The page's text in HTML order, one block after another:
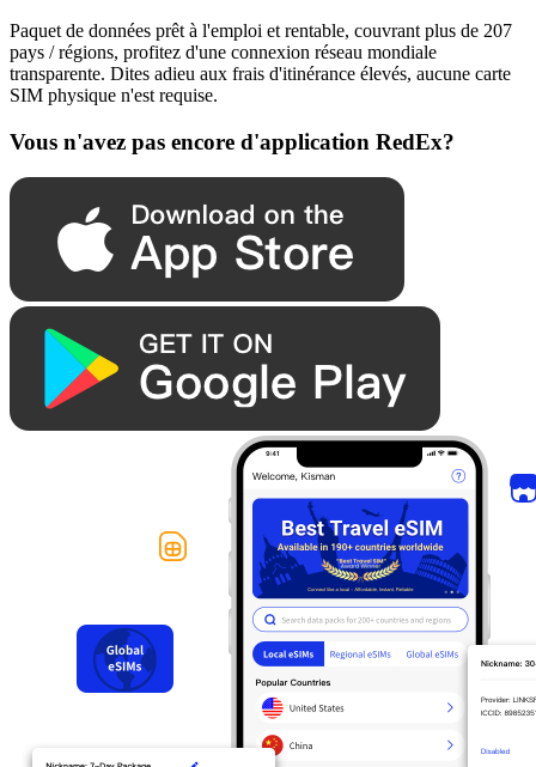
Paquet de données prêt à l'emploi et rentable, couvrant plus de 207
pays / régions, profitez d'une connexion réseau mondiale
transparente. Dites adieu aux frais d'itinérance élevés, aucune carte
SIM physique n'est requise.
Vous n'avez pas encore d'application RedEx?